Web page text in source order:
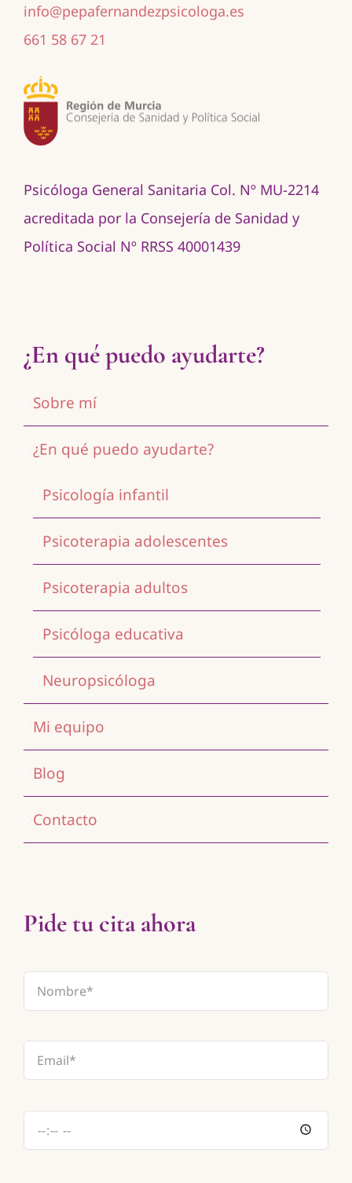
info@pepafernandezpsicologa.es
661 58 67 21
Psicóloga General Sanitaria Col. Nº MU-2214
acreditada por la Consejería de Sanidad y
Política Social Nº RRSS 40001439
¿En qué puedo ayudarte?
Sobre mí
¿En qué puedo ayudarte?
Psicología infantil
Psicoterapia adolescentes
Psicoterapia adultos
Psicóloga educativa
Neuropsicóloga
Mi equipo
Blog
Contacto
Pide tu cita ahora